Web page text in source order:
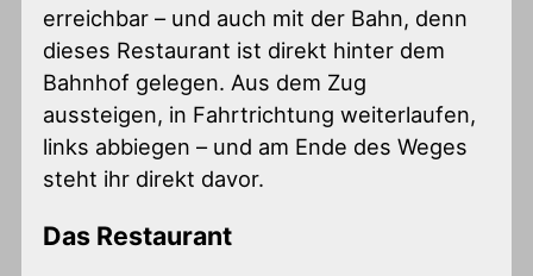
erreichbar – und auch mit der Bahn, denn
dieses Restaurant ist direkt hinter dem
Bahnhof gelegen. Aus dem Zug
aussteigen, in Fahrtrichtung weiterlaufen,
links abbiegen – und am Ende des Weges
steht ihr direkt davor.
Das Restaurant